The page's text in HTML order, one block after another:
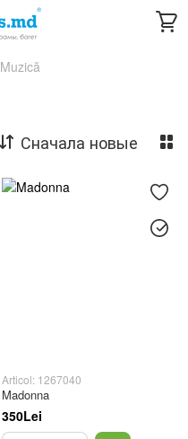
Muzică
Сначала новые
Articol: 1267040
Madonna
350Lei